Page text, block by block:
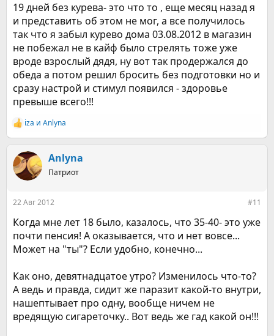
19 дней без курева- это что то , еще месяц назад я
и представить об этом не мог, а все получилось
так что я забыл курево дома 03.08.2012 в магазин
не побежал не в кайф было стрелять тоже уже
вроде взрослый дядя, ну вот так продержался до
обеда а потом решил бросить без подготовки но и
сразу настрой и стимул появился - здоровье
превыше всего!!!
Р
е
к
ц
и
iza и Anlyna
Anlyna
Патриот
22 Авг 2012 #11
Когда мне лет 18 было, казалось, что 35-40- это уже
почти пенсия! А оказывается, что и нет вовсе...
Может на "ты"? Если удобно, конечно...
Как оно, девятнадцатое утро? Изменилось что-то?
А ведь и правда, сидит же паразит какой-то внутри,
нашептывает про одну, вообще ничем не
вредящую сигареточку.. Вот ведь же гад какой он!!!